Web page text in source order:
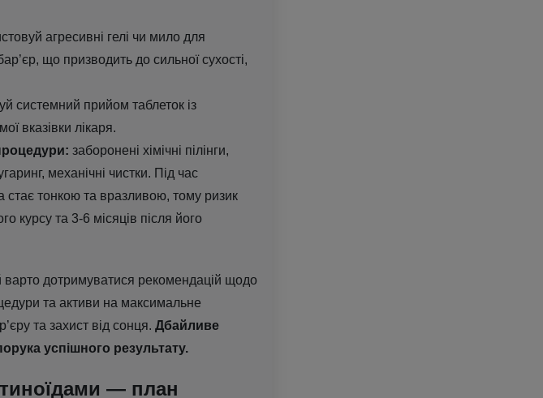
агресивні гелі чи мило для
що призводить до сильної сухості,
системний прийом таблеток із
вказівки лікаря.
заборонені хімічні пілінги,
механічні чистки. Під час
стає тонкою та вразливою, тому ризик
курсу та 3-6 місяців після його
дотримуватися рекомендацій щодо
та активи на максимальне
та захист від сонця. Дбайливе
успішного результату.
— план